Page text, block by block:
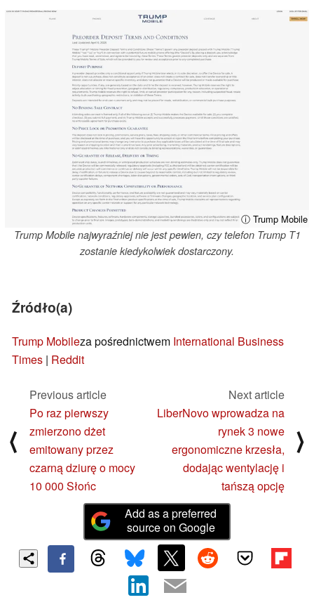
ⓘ Trump Mobile
Trump Mobile najwyraźniej nie jest pewien, czy telefon Trump T1
zostanie kiedykolwiek dostarczony.
Źródło(a)
Trump Mobileza pośrednictwem International Business
Times | Reddit
⟨
Previous article
Po raz pierwszy
zmierzono dżet
emitowany przez
czarną dziurę o mocy
10 000 Słońc
Next article
LiberNovo wprowadza na
rynek 3 nowe
ergonomiczne krzesła,
dodając wentylację i
tańszą opcję
⟩
Add as a preferred
source on Google